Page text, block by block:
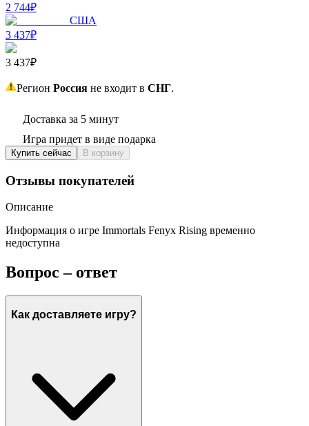
2 744₽
США
3 437₽
3 437₽
Регион Россия не входит в СНГ.
Доставка за 5 минут
Игра придет в виде подарка
Купить сейчас В корзину
Отзывы покупателей
Описание
Информация о игре Immortals Fenyx Rising временно
недоступна
Вопрос – ответ
Как доставляете игру?